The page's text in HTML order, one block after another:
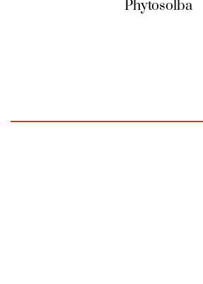
Phytosolba